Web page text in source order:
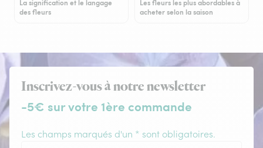
La signification et le langage
des fleurs
Les fleurs les plus abordables à
acheter selon la saison
Inscrivez-vous à notre newsletter
-5€ sur votre 1ère commande
Les champs marqués d'un * sont obligatoires.